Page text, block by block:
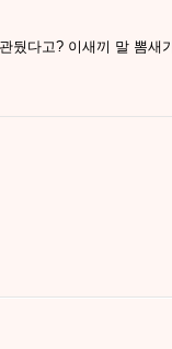
뒀다고? 이새끼 말 뽐새